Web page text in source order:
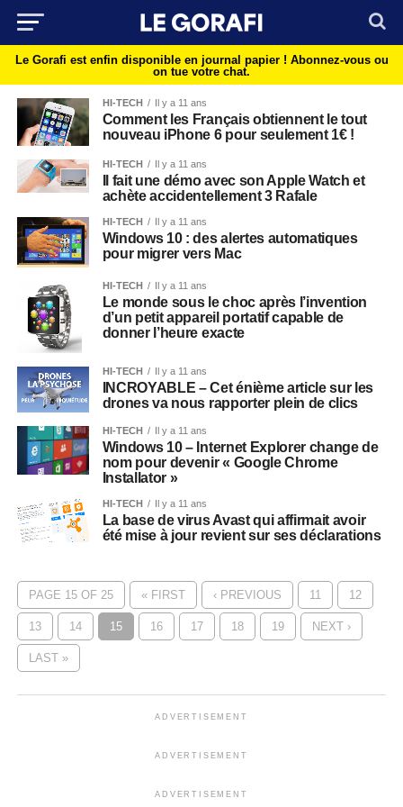
Le Gorafi est enfin disponible en journal papier ! Abonnez-vous ou
on tue votre chat.
HI-TECH Il y a 11 ans
Comment les Français obtiennent le tout
nouveau iPhone 6 pour seulement 1€ !
HI-TECH Il y a 11 ans
Il fait une démo avec son Apple Watch et
achète accidentellement 3 Rafale
HI-TECH Il y a 11 ans
Windows 10 : des alertes automatiques
pour migrer vers Mac
HI-TECH Il y a 11 ans
Le monde sous le choc après l’invention
d’un petit appareil portatif capable de
donner l’heure exacte
HI-TECH Il y a 11 ans
INCROYABLE – Cet énième article sur les
drones va nous rapporter plein de clics
HI-TECH Il y a 11 ans
Windows 10 – Internet Explorer change de
nom pour devenir « Google Chrome
Installator »
HI-TECH Il y a 11 ans
La base de virus Avast qui affirmait avoir
été mise à jour revient sur ses déclarations
PAGE 15 OF 25 « FIRST ‹ PREVIOUS 11 12
13 14 15 16 17 18 19 NEXT ›
LAST »
ADVERTISEMENT
ADVERTISEMENT
ADVERTISEMENT